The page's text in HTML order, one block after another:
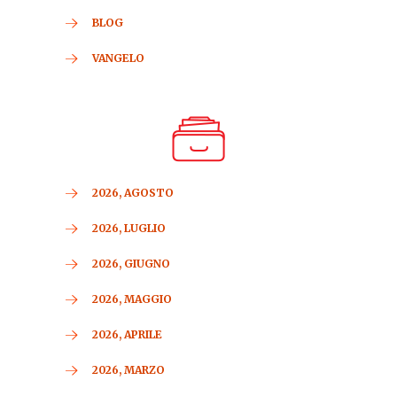
BLOG
VANGELO
2026, AGOSTO
2026, LUGLIO
2026, GIUGNO
2026, MAGGIO
2026, APRILE
2026, MARZO